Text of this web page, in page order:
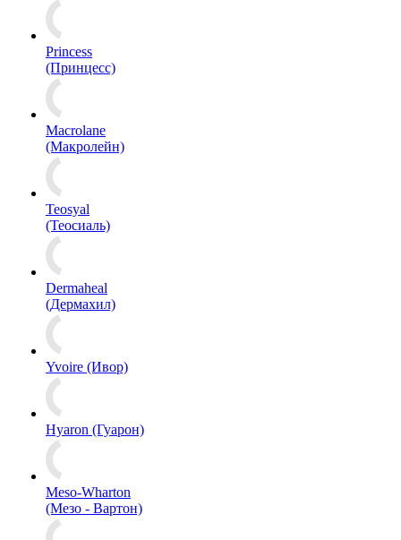
Princess
(Принцесс)
Macrolane
(Макролейн)
Teosyal
(Теосиаль)
Dermaheal
(Дермахил)
Yvoire (Ивор)
Hyaron (Гуарон)
Meso-Wharton
(Мезо - Вартон)